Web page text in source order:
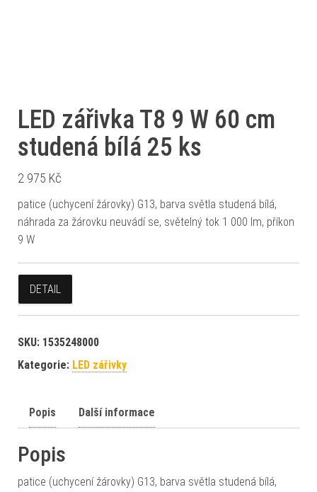
LED zářivka T8 9 W 60 cm
studená bílá 25 ks
2 975 Kč
patice (uchycení žárovky) G13, barva světla studená bílá,
náhrada za žárovku neuvádí se, světelný tok 1 000 lm, příkon
9 W
DETAIL
SKU: 1535248000
Kategorie: LED zářivky
Popis Další informace
Popis
patice (uchycení žárovky) G13, barva světla studená bílá,